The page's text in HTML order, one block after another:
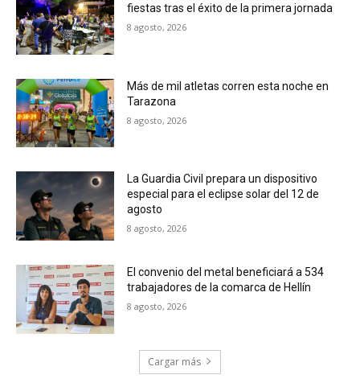
fiestas tras el éxito de la primera jornada
8 agosto, 2026
Más de mil atletas corren esta noche en
Tarazona
8 agosto, 2026
La Guardia Civil prepara un dispositivo
especial para el eclipse solar del 12 de
agosto
8 agosto, 2026
El convenio del metal beneficiará a 534
trabajadores de la comarca de Hellín
8 agosto, 2026
Cargar más